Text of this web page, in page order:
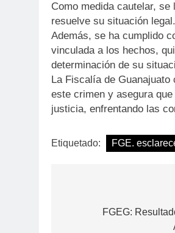
Como medida cautelar,
resuelve su situación legal.
Además, se ha cumplido
vinculada a los hechos,
determinación de su
La Fiscalía de
este crimen y asegura
justicia, enfrentando las
Etiquetado: FGE.
FGEG: